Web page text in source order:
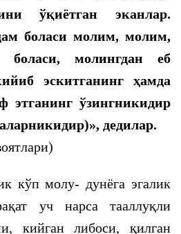
ўқиётган эканлар.
боласи молим, молим,
молингдан еб
эскитганинг ҳамда
этганинг ўзингникидир
дедилар.
молу- дунёга эгалик
уч нарса тааллуқли
кийган либоси, қилган